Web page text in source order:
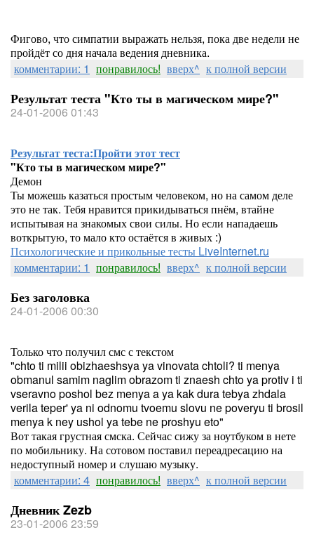
Фигово, что симпатии выражать нельзя, пока две недели не
пройдёт со дня начала ведения дневника.
комментарии: 1 понравилось! вверх^ к полной версии
Результат теста "Кто ты в магическом мире?"
24-01-2006 01:43
Результат теста:Пройти этот тест
"Кто ты в магическом мире?"
Демон
Ты можешь казаться простым человеком, но на самом деле
это не так. Тебя нравится прикидываться пнём, втайне
испытывая на знакомых свои силы. Но если нападаешь
воткрытую, то мало кто остаётся в живых :)
Психологические и прикольные тесты LiveInternet.ru
комментарии: 1 понравилось! вверх^ к полной версии
Без заголовка
24-01-2006 00:30
Только что получил смс с текстом
"chto ti milii obizhaeshsya ya vinovata chtoli? ti menya
obmanul samim naglim obrazom ti znaesh chto ya protiv i ti
vseravno poshol bez menya a ya kak dura tebya zhdala
verila teper' ya ni odnomu tvoemu slovu ne poveryu ti brosil
menya k ney ushol ya tebe ne proshyu eto"
Вот такая грустная смска. Сейчас сижу за ноутбуком в нете
по мобильнику. На сотовом поставил переадресацию на
недоступный номер и слушаю музыку.
комментарии: 4 понравилось! вверх^ к полной версии
Дневник Zezb
23-01-2006 23:59